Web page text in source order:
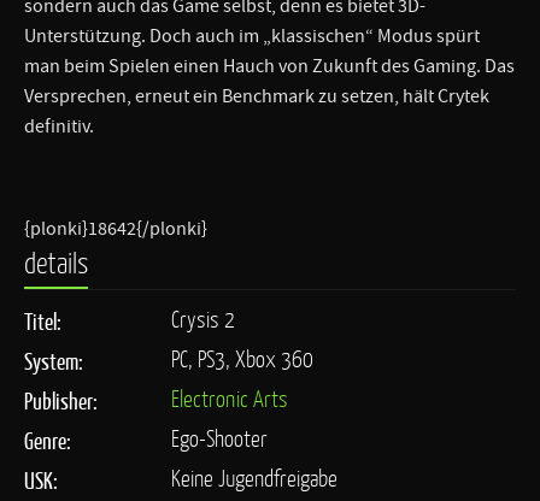
sondern auch das Game selbst, denn es bietet 3D-
Unterstützung. Doch auch im „klassischen“ Modus spürt
man beim Spielen einen Hauch von Zukunft des Gaming. Das
Versprechen, erneut ein Benchmark zu setzen, hält Crytek
definitiv.
{plonki}18642{/plonki}
details
Titel:
Crysis 2
System:
PC, PS3, Xbox 360
Publisher:
Electronic Arts
Genre:
Ego-Shooter
USK:
Keine Jugendfreigabe